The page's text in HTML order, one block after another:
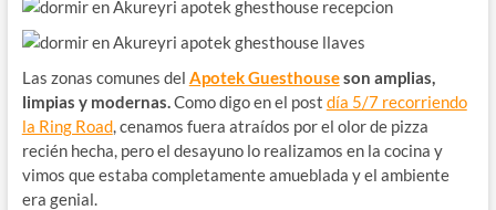
Las zonas comunes del Apotek Guesthouseson amplias,
limpias y modernas.Como digo en el post día 5/7 recorriendo
la Ring Road, cenamos fuera atraídos por el olor de pizza
recién hecha, pero el desayuno lo realizamos en la cocina y
vimos que estaba completamente amueblada y el ambiente
era genial.